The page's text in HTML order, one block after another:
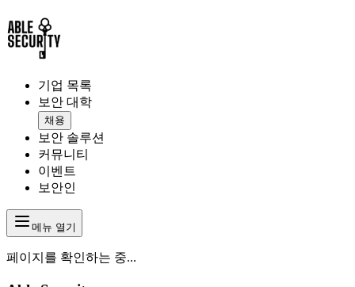
기업 목록
보안 대학
채용
보안 솔루션
커뮤니티
이벤트
보안인
메뉴 열기
페이지를 확인하는 중...